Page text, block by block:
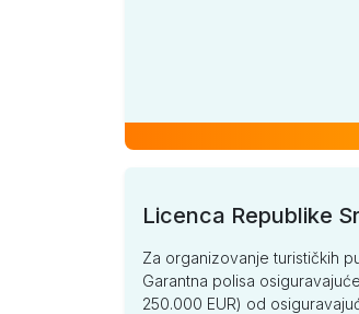
Licenca Republike
Za organizovanje turističkih
Garantna polisa
250.000 EUR) od